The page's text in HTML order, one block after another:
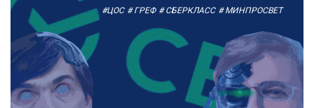
#ЦОС # ГРЕФ # СБЕРКЛАСС # МИНПРОСВЕТ